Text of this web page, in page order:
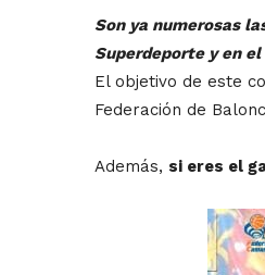
Son ya numerosas
Superdeporte y en
El objetivo de este
Federación de
Además, si eres el